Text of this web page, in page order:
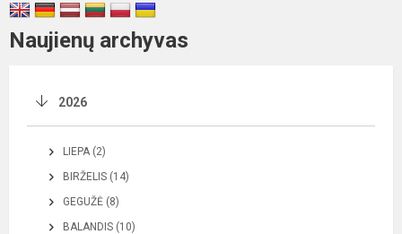
Naujienų archyvas
2026
LIEPA (2)
BIRŽELIS (14)
GEGUŽĖ (8)
BALANDIS (10)